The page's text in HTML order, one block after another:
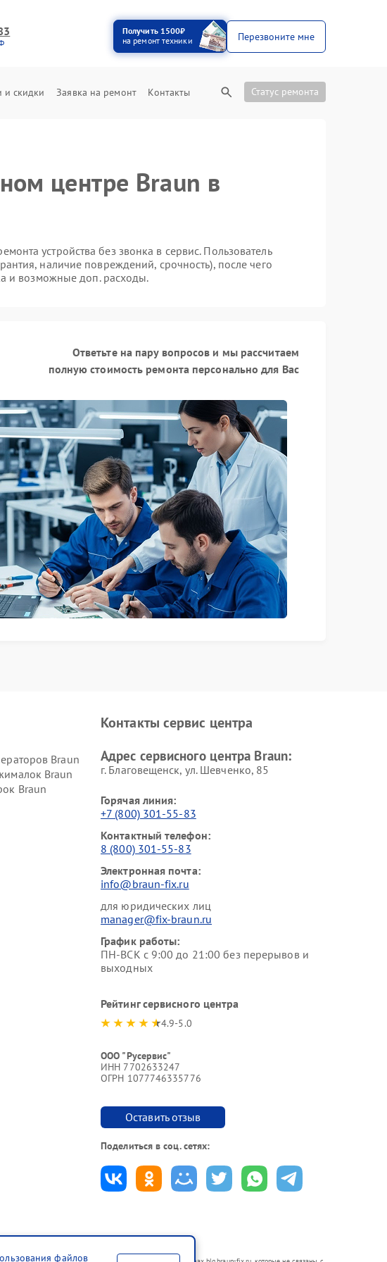
Получить 1500₽
на ремонт техники
Перезвоните мне
и скидки Заявка на ремонт Контакты Статус ремонта
центре Braun в
устройства без звонка в сервис. Пользователь
наличие повреждений, срочность), после чего
и возможные доп. расходы.
Ответьте на пару вопросов и мы рассчитаем
полную стоимость ремонта персонально для Вас
Braun
Braun
Braun
Контакты сервис центра
Адрес сервисного центра Braun:
г. Благовещенск, ул. Шевченко, 85
Горячая линия:
+7 (800) 301-55-83
Контактный телефон:
8 (800) 301-55-83
Электронная почта:
info@braun-fix.ru
для юридических лиц
manager@fix-braun.ru
График работы:
ПН-ВСК с 9:00 до 21:00 без перерывов и
выходных
Рейтинг сервисного центра
4.9-5.0
ООО "Русервис"
ИНН 7702633247
ОГРН 1077746335776
Оставить отзыв
Поделиться в соц. сетях:
файлов